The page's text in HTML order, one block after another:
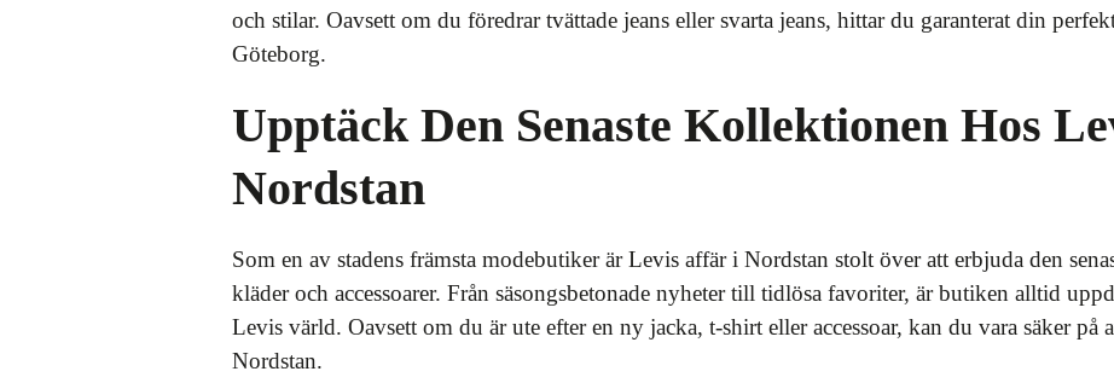
och stilar. Oavsett om du föredrar tvättade jeans eller svarta jeans, hittar du garanterat din
Göteborg.
Upptäck Den Senaste Kollektionen Hos
Nordstan
Som en av stadens främsta modebutiker är Levis affär i Nordstan stolt över att erbjuda den
kläder och accessoarer. Från säsongsbetonade nyheter till tidlösa favoriter, är butiken alltid
Levis värld. Oavsett om du är ute efter en ny jacka, t-shirt eller accessoar, kan du vara säker på
Nordstan.